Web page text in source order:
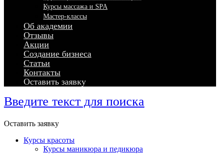
Курсы массажа и SPA
Мастер-классы
Об академии
Отзывы
Акции
Создание бизнеса
Статьи
Контакты
Оставить заявку
Введите текст для поиска
Оставить заявку
Курсы красоты
Курсы маникюра и педикюра